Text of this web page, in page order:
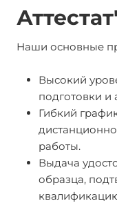
Наши основные
Высокий
подготовки и
Гибкий
работы.
Выдача
образца,